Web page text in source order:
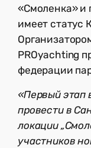
«Смоленка» и
имеет статус
PROyachting
федерации
«Первый этап
провести в
локации
участников